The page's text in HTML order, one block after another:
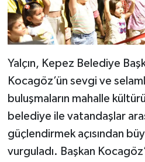
Yalçın, Kepez Belediye
Kocagöz’ün sevgi ve
buluşmaların mahalle
belediye ile vatandaşlar
güçlendirmek açısından
vurguladı. Başkan